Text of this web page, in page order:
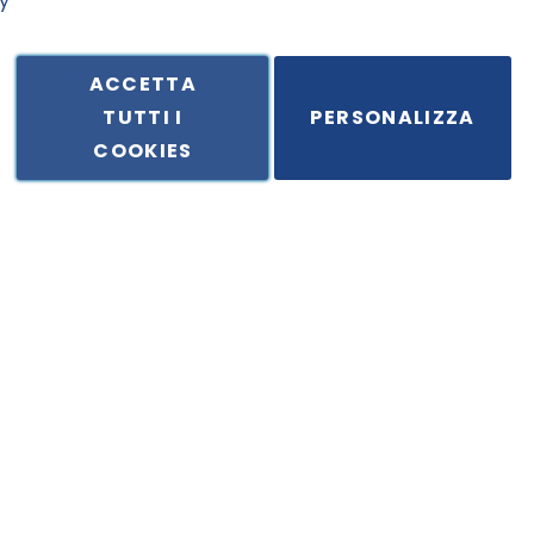
in Via Principe di Piemonte 199, cap. 80026 Casoria (NA) -
ACCETTA
TUTTI I
COOKIES
PERSONALIZZA